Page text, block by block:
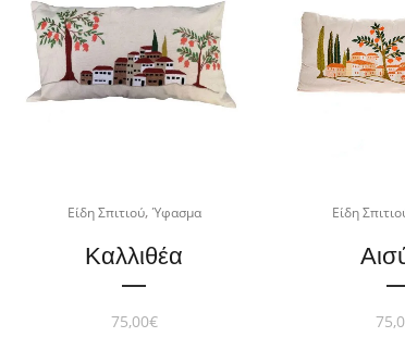
Είδη Σπιτιού, Ύφασμα
Καλλιθέα
75,00€
Είδη